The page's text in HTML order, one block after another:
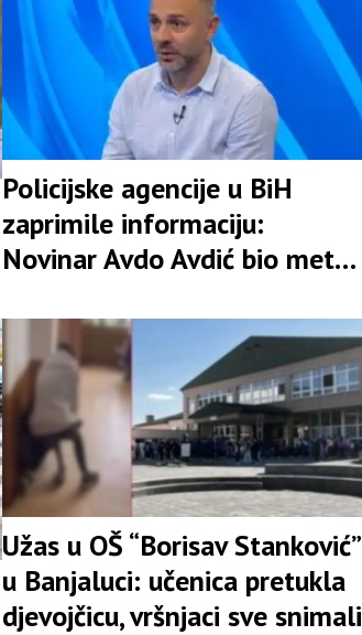
Policijske agencije u BiH
zaprimile informaciju:
Novinar Avdo Avdić bio meta
Užas u OŠ “Borisav Stanković”
u Banjaluci: učenica pretukla
djevojčicu, vršnjaci sve snimali